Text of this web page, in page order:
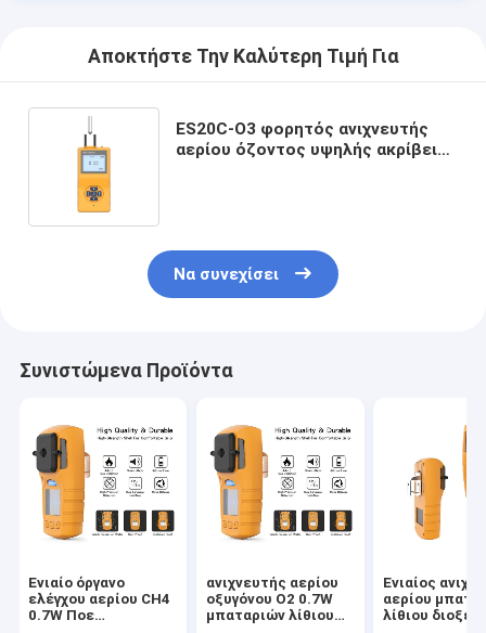
Αποκτήστε Την Καλύτερη Τιμή Για
ES20C-O3 φορητός ανιχνευτής
αερίου όζοντος υψηλής ακρίβειας
Να συνεχίσει
Συνιστώμενα Προϊόντα
Ενιαίο όργανο
ελέγχου αερίου CH4
0.7W Ποε
ανιχνευτής αερίου
οξυγόνου Ο2 0.7W
μπαταριών λίθιου
Ενιαίος
αερίου
λίθιου